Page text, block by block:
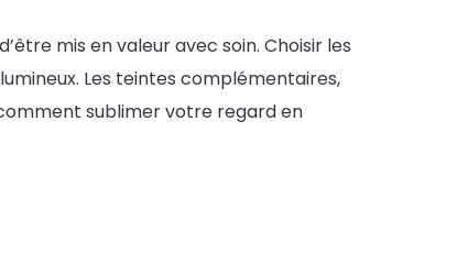
mis en valeur avec soin. Choisir les
Les teintes complémentaires,
sublimer votre regard en